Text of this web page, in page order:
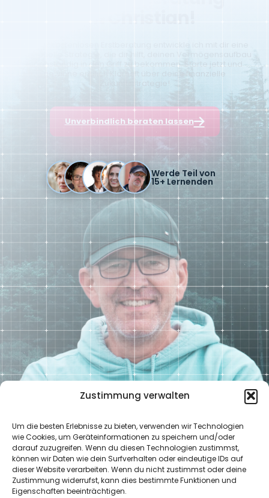
Zustimmung verwalten
Um die besten Erlebnisse zu bieten, verwenden wir Technologien
wie Cookies, um Geräteinformationen zu speichern und/oder
darauf zuzugreifen. Wenn du diesen Technologien zustimmst,
können wir Daten wie dein Surfverhalten oder eindeutige IDs auf
dieser Website verarbeiten. Wenn du nicht zustimmst oder deine
Zustimmung widerrufst, kann dies bestimmte Funktionen und
Eigenschaften beeinträchtigen.
mit Christian!
eigenständig in den Griff zu bekommen. Starte jetzt und
gewinne endlich Klarheit über deine finanzielle
Unverbindlich beraten lassen
Werde Teil von
15+ Lernenden
Christian Meyer
Finanzexperte für Altersvorsorge
Nützliche Links